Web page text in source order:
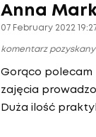
Anna
07 February 2022
komentarz
Gorąco polecam
zajęcia
Duża ilość